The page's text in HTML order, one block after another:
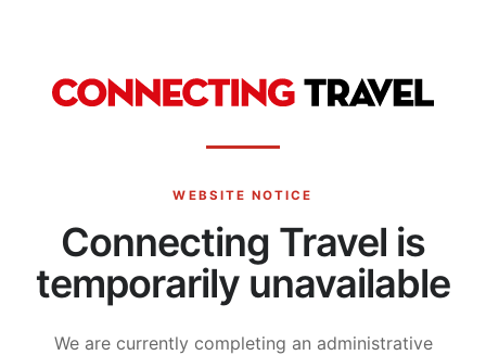
WEBSITE NOTICE
Connecting Travel is
temporarily unavailable
We are currently completing an administrative